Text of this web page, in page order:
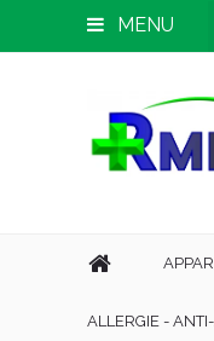
MENU
ALLERGIE -